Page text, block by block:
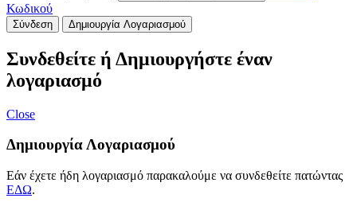
Κωδικού
Σύνδεση Δημιουργία Λογαριασμού
Συνδεθείτε ή Δημιουργήστε έναν
λογαριασμό
Close
Δημιουργία Λογαριασμού
Εάν έχετε ήδη λογαριασμό παρακαλούμε να συνδεθείτε πατώντας
ΕΔΩ.